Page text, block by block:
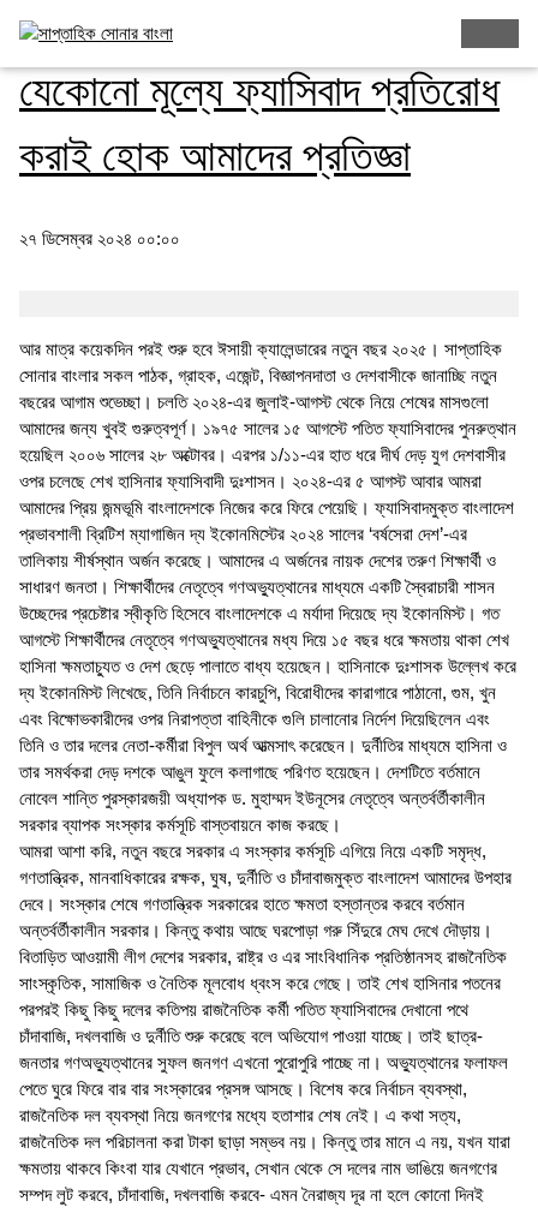
সম্পাদকীয়
যেকোনো মূল্যে ফ্যাসিবাদ প্রতিরোধ
করাই হোক আমাদের প্রতিজ্ঞা
২৭ ডিসেম্বর ২০২৪ ০০:০০
আর মাত্র কয়েকদিন পরই শুরু হবে ঈসায়ী ক্যালেন্ডারের নতুন বছর ২০২৫। সাপ্তাহিক
সোনার বাংলার সকল পাঠক, গ্রাহক, এজেন্ট, বিজ্ঞাপনদাতা ও দেশবাসীকে জানাচ্ছি নতুন
বছরের আগাম শুভেচ্ছা। চলতি ২০২৪-এর জুলাই-আগস্ট থেকে নিয়ে শেষের মাসগুলো
আমাদের জন্য খুবই গুরুত্বপূর্ণ। ১৯৭৫ সালের ১৫ আগস্টে পতিত ফ্যাসিবাদের পুনরুত্থান
হয়েছিল ২০০৬ সালের ২৮ অক্টোবর। এরপর ১/১১-এর হাত ধরে দীর্ঘ দেড় যুগ দেশবাসীর
ওপর চলেছে শেখ হাসিনার ফ্যাসিবাদী দুঃশাসন। ২০২৪-এর ৫ আগস্ট আবার আমরা
আমাদের প্রিয় জন্মভূমি বাংলাদেশকে নিজের করে ফিরে পেয়েছি। ফ্যাসিবাদমুক্ত বাংলাদেশ
প্রভাবশালী ব্রিটিশ ম্যাগাজিন দ্য ইকোনমিস্টের ২০২৪ সালের ‘বর্ষসেরা দেশ’-এর
তালিকায় শীর্ষস্থান অর্জন করেছে। আমাদের এ অর্জনের নায়ক দেশের তরুণ শিক্ষার্থী ও
সাধারণ জনতা। শিক্ষার্থীদের নেতৃত্বে গণঅভ্যুত্থানের মাধ্যমে একটি স্বৈরাচারী শাসন
উচ্ছেদের প্রচেষ্টার স্বীকৃতি হিসেবে বাংলাদেশকে এ মর্যাদা দিয়েছে দ্য ইকোনমিস্ট। গত
আগস্টে শিক্ষার্থীদের নেতৃত্বে গণঅভ্যুত্থানের মধ্য দিয়ে ১৫ বছর ধরে ক্ষমতায় থাকা শেখ
হাসিনা ক্ষমতাচ্যুত ও দেশ ছেড়ে পালাতে বাধ্য হয়েছেন। হাসিনাকে দুঃশাসক উল্লেখ করে
দ্য ইকোনমিস্ট লিখেছে, তিনি নির্বাচনে কারচুপি, বিরোধীদের কারাগারে পাঠানো, গুম, খুন
এবং বিক্ষোভকারীদের ওপর নিরাপত্তা বাহিনীকে গুলি চালানোর নির্দেশ দিয়েছিলেন এবং
তিনি ও তার দলের নেতা-কর্মীরা বিপুল অর্থ আত্মসাৎ করেছেন। দুর্নীতির মাধ্যমে হাসিনা ও
তার সমর্থকরা দেড় দশকে আঙুল ফুলে কলাগাছে পরিণত হয়েছেন। দেশটিতে বর্তমানে
নোবেল শান্তি পুরস্কারজয়ী অধ্যাপক ড. মুহাম্মদ ইউনূসের নেতৃত্বে অন্তর্বর্তীকালীন
সরকার ব্যাপক সংস্কার কর্মসূচি বাস্তবায়নে কাজ করছে।
আমরা আশা করি, নতুন বছরে সরকার এ সংস্কার কর্মসূচি এগিয়ে নিয়ে একটি সমৃদ্ধ,
গণতান্ত্রিক, মানবাধিকারের রক্ষক, ঘুষ, দুর্নীতি ও চাঁদাবাজমুক্ত বাংলাদেশ আমাদের উপহার
দেবে। সংস্কার শেষে গণতান্ত্রিক সরকারের হাতে ক্ষমতা হস্তান্তর করবে বর্তমান
অন্তর্বর্তীকালীন সরকার। কিন্তু কথায় আছে ঘরপোড়া গরু সিঁদুরে মেঘ দেখে দৌড়ায়।
বিতাড়িত আওয়ামী লীগ দেশের সরকার, রাষ্ট্র ও এর সাংবিধানিক প্রতিষ্ঠানসহ রাজনৈতিক
সাংস্কৃতিক, সামাজিক ও নৈতিক মূলবোধ ধ্বংস করে গেছে। তাই শেখ হাসিনার পতনের
পরপরই কিছু কিছু দলের কতিপয় রাজনৈতিক কর্মী পতিত ফ্যাসিবাদের দেখানো পথে
চাঁদাবাজি, দখলবাজি ও দুর্নীতি শুরু করেছে বলে অভিযোগ পাওয়া যাচ্ছে। তাই ছাত্র-
জনতার গণঅভ্যুত্থানের সুফল জনগণ এখনো পুরোপুরি পাচ্ছে না। অভ্যুত্থানের ফলাফল
পেতে ঘুরে ফিরে বার বার সংস্কারের প্রসঙ্গ আসছে। বিশেষ করে নির্বাচন ব্যবস্থা,
রাজনৈতিক দল ব্যবস্থা নিয়ে জনগণের মধ্যে হতাশার শেষ নেই। এ কথা সত্য,
রাজনৈতিক দল পরিচালনা করা টাকা ছাড়া সম্ভব নয়। কিন্তু তার মানে এ নয়, যখন যারা
ক্ষমতায় থাকবে কিংবা যার যেখানে প্রভাব, সেখান থেকে সে দলের নাম ভাঙিয়ে জনগণের
সম্পদ লুট করবে, চাঁদাবাজি, দখলবাজি করবে- এমন নৈরাজ্য দূর না হলে কোনো দিনই